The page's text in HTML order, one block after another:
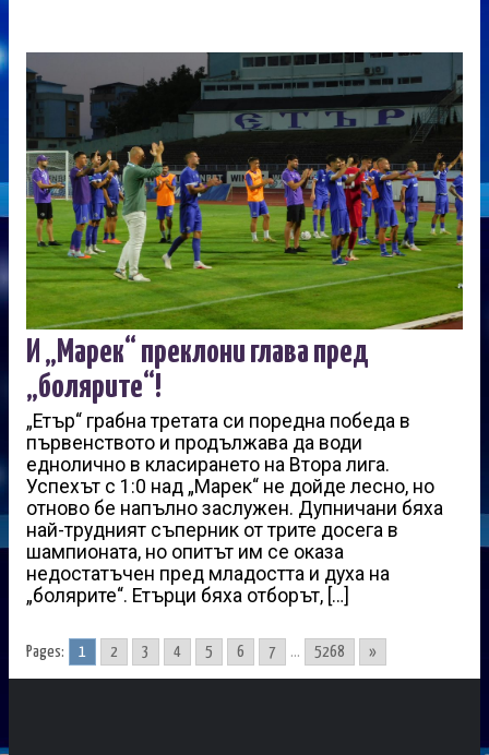
И „Марек“ преклони глава пред
„болярите“!
„Етър“ грабна третата си поредна победа в
първенството и продължава да води
еднолично в класирането на Втора лига.
Успехът с 1:0 над „Марек“ не дойде лесно, но
отново бе напълно заслужен. Дупничани бяха
най-трудният съперник от трите досега в
шампионата, но опитът им се оказа
недостатъчен пред младостта и духа на
„болярите“. Етърци бяха отборът, […]
Pages: 1 2 3 4 5 6 7 ... 5268 »